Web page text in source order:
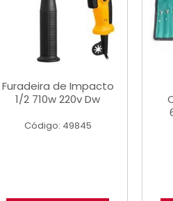
Furadeira de Impacto
1/2 710w 220v Dw
Código: 49845